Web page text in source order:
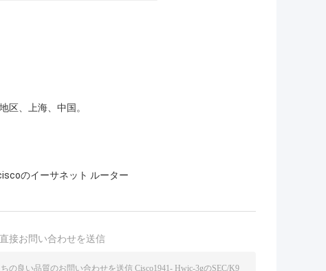
区、上海、中国。
のイーサネット ルーター
接お問い合わせを送信